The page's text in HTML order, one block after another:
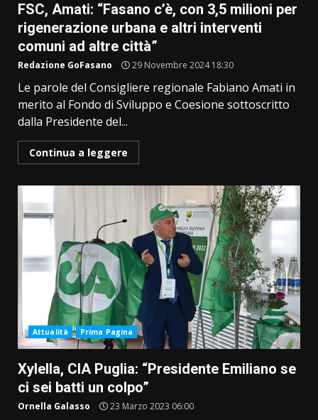
FSC, Amati: “Fasano c’è, con 3,5 milioni per
rigenerazione urbana e altri interventi
comuni ad altre città”
Redazione GoFasano 29 Novembre 2024 18:30
Le parole del Consigliere regionale Fabiano Amati in
merito al Fondo di Sviluppo e Coesione sottoscritto
dalla Presidente del...
Continua a leggere
Attualità Prima Pagina
Xylella, CIA Puglia: “Presidente Emiliano se
ci sei batti un colpo”
Ornella Galasso 23 Marzo 2023 06:00